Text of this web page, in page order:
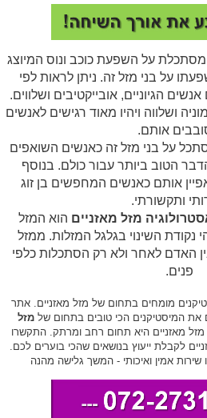
מסתכלת על השפעת כוכב ונוס המיוצג
על בני מזל זה. ניתן לראות לפי
הגיוניים, אובייקטיבים ושלווים.
ושלווה ויהיו מאוד רגישים לאנשים
אותם.
על בני מזל זה כאנשים השואפים
הטוב ביותר עבור כולם. בנוסף
אותם כאנשים המחפשים בן זוג
ותקשורתי.
מזל מאזניים הוא המזל
נקודת השינוי בגלגל המזלות. ממזל
האדם לאחר ולא רק הסתכלות כלפי
פנים.
מומחים בתחום של מזל מאזניים. אתר
את המיסטיקנים הכי טובים בתחום של מזל
מזל מאזניים היא תחום רחב ומרתק. התקשרו
לקבלת ייעוץ בנושאים שהכי בוערים לכם.
שירות אמין ואיכותי - המשך גלישה מהנה